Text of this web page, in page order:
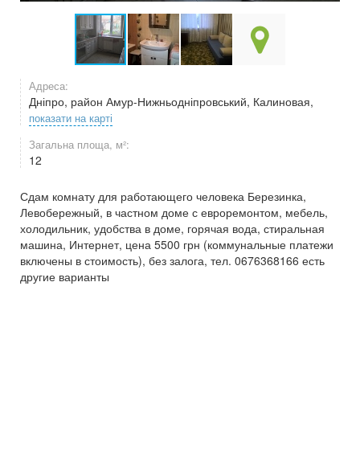
Адреса:
Дніпро, район Амур-Нижньодніпровський, Калиновая,
показати на карті
Загальна площа, м²:
12
Сдам комнату для работающего человека Березинка,
Левобережный, в частном доме с евроремонтом, мебель,
холодильник, удобства в доме, горячая вода, стиральная
машина, Интернет, цена 5500 грн (коммунальные платежи
включены в стоимость), без залога, тел. 0676368166 есть
другие варианты